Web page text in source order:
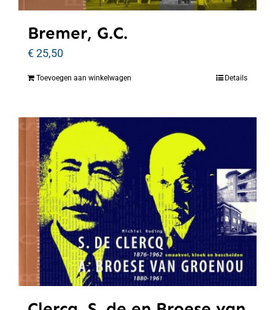
Bremer, G.C.
€25,50
Toevoegen aan winkelwagen Details